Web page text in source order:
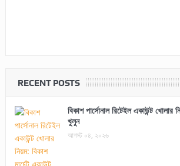
RECENT POSTS
বিকাশ পার্সোনাল রিটেইল একাউন্ট খোলার
খুলুন
আগস্ট ০৪, ২০২৬